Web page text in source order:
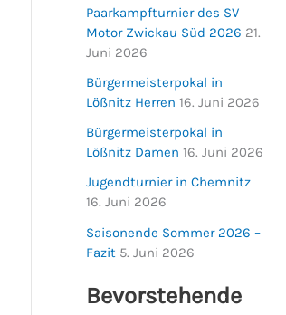
Paarkampfturnier des SV
Motor Zwickau Süd 2026 21.
Juni 2026
Bürgermeisterpokal in
Lößnitz Herren 16. Juni 2026
Bürgermeisterpokal in
Lößnitz Damen 16. Juni 2026
Jugendturnier in Chemnitz
16. Juni 2026
Saisonende Sommer 2026 –
Fazit 5. Juni 2026
Bevorstehende